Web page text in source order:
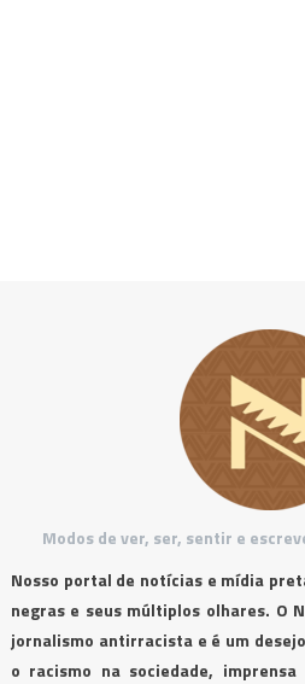
Modos de ver, ser, sentir e
Nosso portal de notícias e mídia
negras e seus múltiplos olhares. O
jornalismo antirracista e é um
o racismo na sociedade,